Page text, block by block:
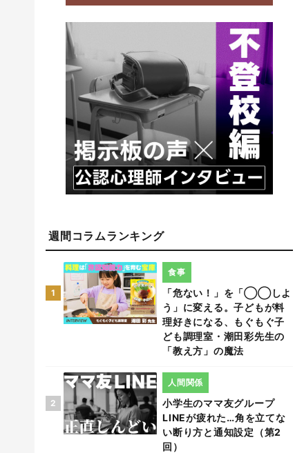
週間コラムランキング
1
「危ない！」を「◯◯しよ
う」に変える。子どもが料
理好きになる、もぐもぐ子
ども調理室・潮田彩先生の
「教え方」の魔法
食事
2
小学生のママ友グループ
LINEが疲れた…角を立てな
い断り方と通知設定（第2
回）
人間関係